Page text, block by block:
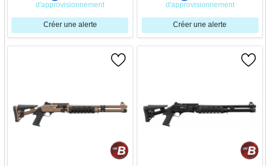
d'approvisionnement
Créer une alerte
d'approvisionnement
Créer une alerte